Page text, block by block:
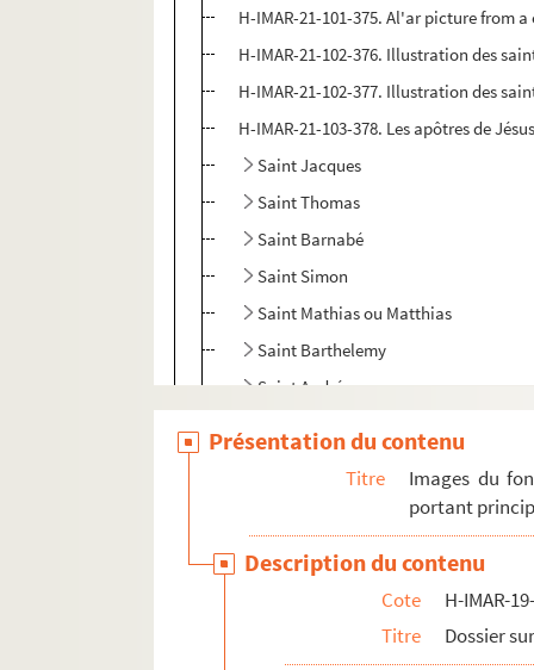
H-IMAR-21-101-375. Al'ar picture from
H-IMAR-21-102-376. Illustration des
H-IMAR-21-102-377. Illustration des
H-IMAR-21-103-378. Les apôtres de
Saint Jacques
Saint Thomas
Saint Barnabé
Saint Simon
Saint Mathias ou Matthias
Saint Barthelemy
Saint André
Saint Jean
Saint Mathieu
H-IMAR-22-1-1. Grand tableau
Présentation du contenu
Titre
Images du
portant
Description du contenu
Cote
H-IMAR-
Titre
Dossier